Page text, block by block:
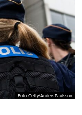
Foto: Getty/Anders Paulsson
Foto: Getty/Anders Paulsson